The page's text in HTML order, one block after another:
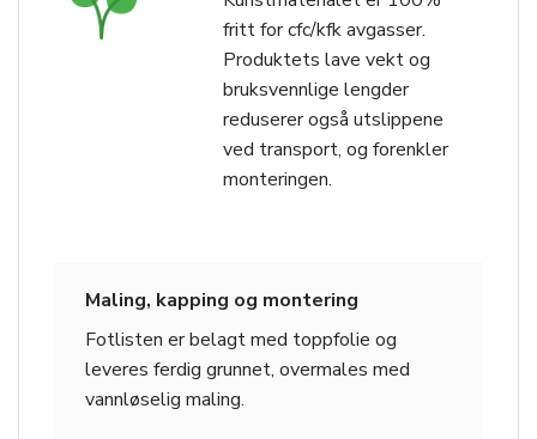
fritt for cfc/kfk avgasser.
Produktets lave vekt og
bruksvennlige lengder
reduserer også utslippene
ved transport, og forenkler
monteringen.
Maling, kapping og montering
Fotlisten er belagt med toppfolie og
leveres ferdig grunnet, overmales med
vannløselig maling.